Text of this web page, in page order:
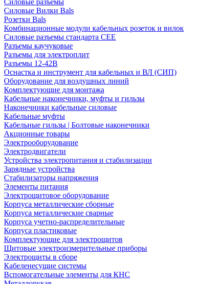
Силовые разъемы
Силовые Вилки Bals
Розетки Bals
Комбинационные модули кабельных розеток и вилок
Силовые разъемы стандарта CEE
Разъемы каучуковые
Разъемы для электроплит
Разъемы 12-42В
Оснастка и инструмент для кабельных и ВЛ (СИП)
Оборудование для воздушных линий
Комплектующие для монтажа
Кабельные наконечники, муфты и гильзы
Наконечники кабельные силовые
Кабельные муфты
Кабельные гильзы | Болтовые наконечники
Акционные товары
Электрооборудование
Электродвигатели
Устройства электропитания и стабилизации
Зарядные устройства
Стабилизаторы напряжения
Элементы питания
Электрощитовое оборудование
Корпуса металлические сборные
Корпуса металлические сварные
Корпуса учетно-распределительные
Корпуса пластиковые
Комплектующие для электрощитов
Щитовые электроизмерительные приборы
Электрощиты в сборе
Кабеленесущие системы
Вспомогательные элементы для КНС